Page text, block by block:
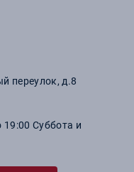
переулок, д.8
Суббота и